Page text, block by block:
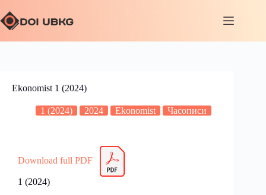
Ekonomist 1 (2024)
1 (2024) 2024 Ekonomist Часописи
Download full PDF
1 (2024)